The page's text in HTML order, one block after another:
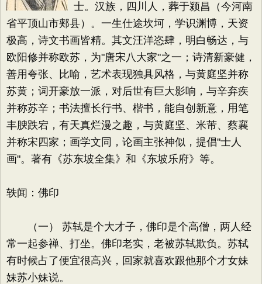
士。汉族，四川人，葬于颍昌（今河南
省平顶山市郏县）。一生仕途坎坷，学识渊博，天资
极高，诗文书画皆精。其文汪洋恣肆，明白畅达，与
欧阳修并称欧苏，为"唐宋八大家"之一；诗清新豪健，
善用夸张、比喻，艺术表现独具风格，与黄庭坚并称
苏黄；词开豪放一派，对后世有巨大影响，与辛弃疾
并称苏辛；书法擅长行书、楷书，能自创新意，用笔
丰腴跌宕，有天真烂漫之趣，与黄庭坚、米芾、蔡襄
并称宋四家；画学文同，论画主张神似，提倡"士人
画"。著有《苏东坡全集》和《东坡乐府》等。
轶闻：佛印
（一） 苏轼是个大才子，佛印是个高僧，两人经
常一起参禅、打坐。佛印老实，老被苏轼欺负。苏轼
有时候占了便宜很高兴，回家就喜欢跟他那个才女妹
妹苏小妹说。